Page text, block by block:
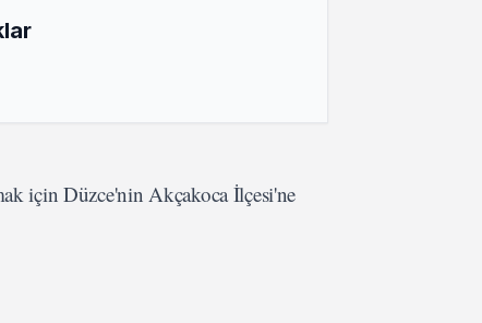
için Düzce'nin Akçakoca İlçesi'ne